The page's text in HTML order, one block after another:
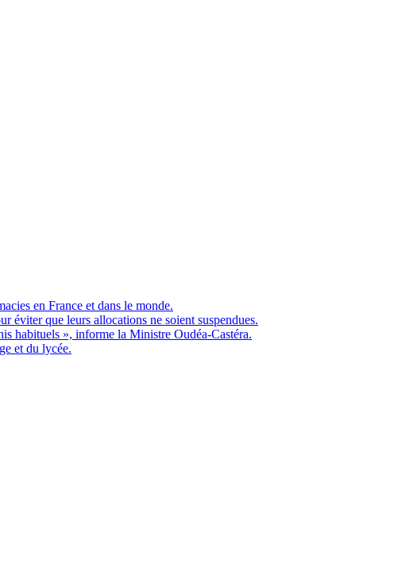
en France et dans le monde.
éviter que leurs allocations ne soient suspendues.
habituels », informe la Ministre Oudéa-Castéra.
et du lycée.